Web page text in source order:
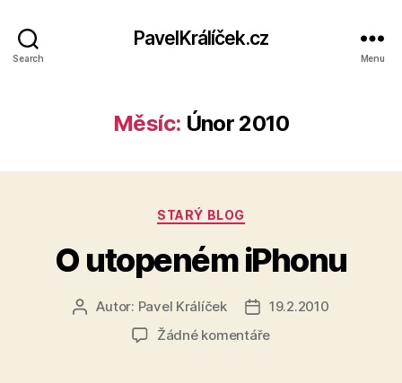
Search
PavelKrálíček.cz
Menu
Měsíc: Únor 2010
Rubriky
STARÝ BLOG
O utopeném iPhonu
Autor
příspěvku
Autor: Pavel Králíček
Datum
příspěvku
19.2.2010
Žádné komentářeu